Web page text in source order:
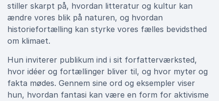
stiller skarpt på, hvordan litteratur og kultur kan
ændre vores blik på naturen, og hvordan
historiefortælling kan styrke vores fælles bevidsthed
om klimaet.
Hun inviterer publikum ind i sit forfatterværksted,
hvor idéer og fortællinger bliver til, og hvor myter og
fakta mødes. Gennem sine ord og eksempler viser
hun, hvordan fantasi kan være en form for aktivisme